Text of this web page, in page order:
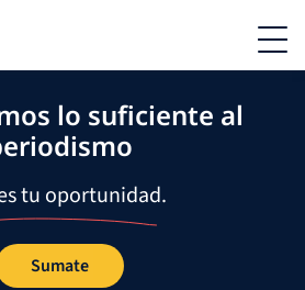
lo suficiente al
tu oportunidad.
Sumate